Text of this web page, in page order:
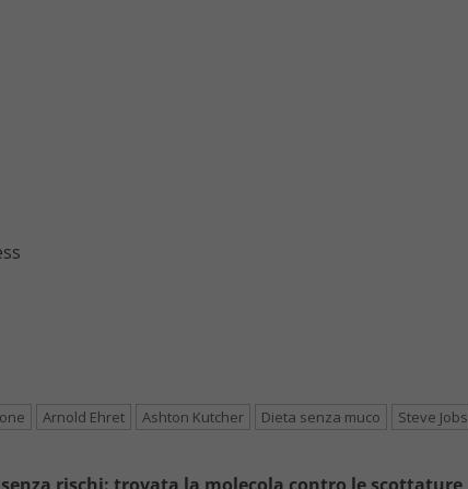
Arnold Ehret Ashton Kutcher Dieta senza muco Steve Jobs